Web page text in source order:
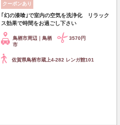
クーポンあり
｢幻の漆喰｣で室内の空気を洗浄化 リラック
ス効果で時間をお過ごし下さい
鳥栖市周辺｜鳥栖
市
3570円
佐賀県鳥栖市蔵上4-282 レンガ館101